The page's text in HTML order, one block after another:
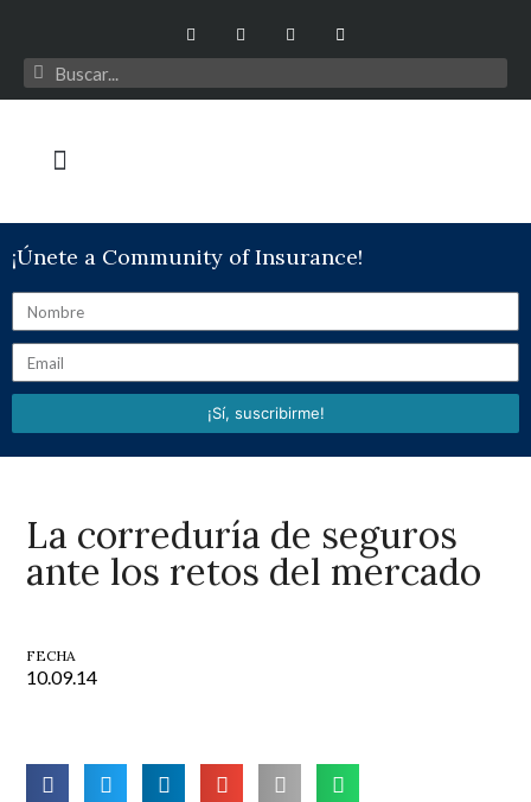
¡Únete a Community of Insurance!
¡Sí, suscribirme!
La correduría de seguros
ante los retos del mercado
FECHA
10.09.14